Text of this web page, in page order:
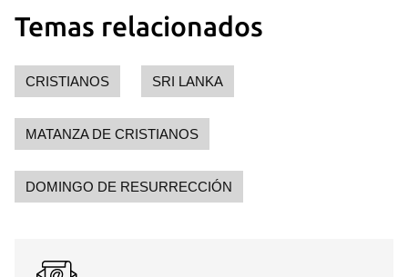
Temas relacionados
CRISTIANOS SRI LANKA
MATANZA DE CRISTIANOS
DOMINGO DE RESURRECCIÓN